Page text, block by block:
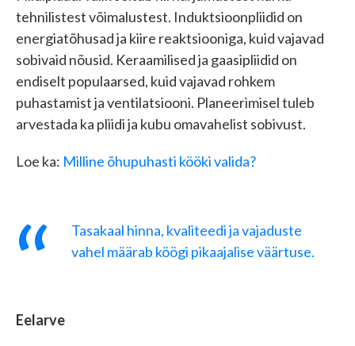
tehnilistest võimalustest. Induktsioonpliidid on
energiatõhusad ja kiire reaktsiooniga, kuid vajavad
sobivaid nõusid. Keraamilised ja gaasipliidid on
endiselt populaarsed, kuid vajavad rohkem
puhastamist ja ventilatsiooni. Planeerimisel tuleb
arvestada ka pliidi ja kubu omavahelist sobivust.
Loe ka: Milline õhupuhasti kööki valida?
Tasakaal hinna, kvaliteedi ja vajaduste
vahel määrab köögi pikaajalise väärtuse.
Eelarve